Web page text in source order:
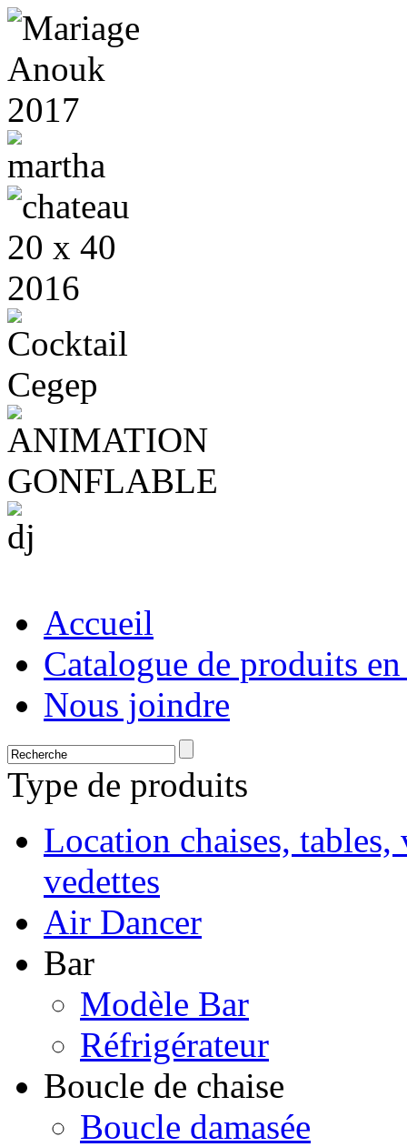
Accueil
Catalogue de produits
Nous joindre
Type de produits
Location chaises,
vedettes
Air Dancer
Bar
Modèle Bar
Réfrigérateur
Boucle de chaise
Boucle damasée